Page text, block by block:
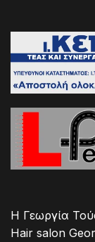
Η Γεωργία
Hair salon